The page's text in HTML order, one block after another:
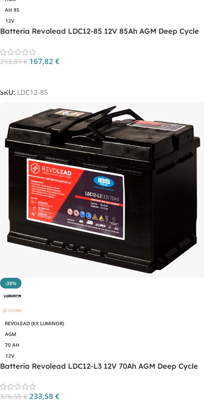
AH 85
12V
Batteria Revolead LDC12-85 12V 85Ah AGM Deep Cycle
293,89€ 167,82 €
SKU: LDC12-85
-38%
REVOLEAD (EX LUMINOR)
AGM
70 AH
12V
Batteria Revolead LDC12-L3 12V 70Ah AGM Deep Cycle
376,55€ 233,58 €